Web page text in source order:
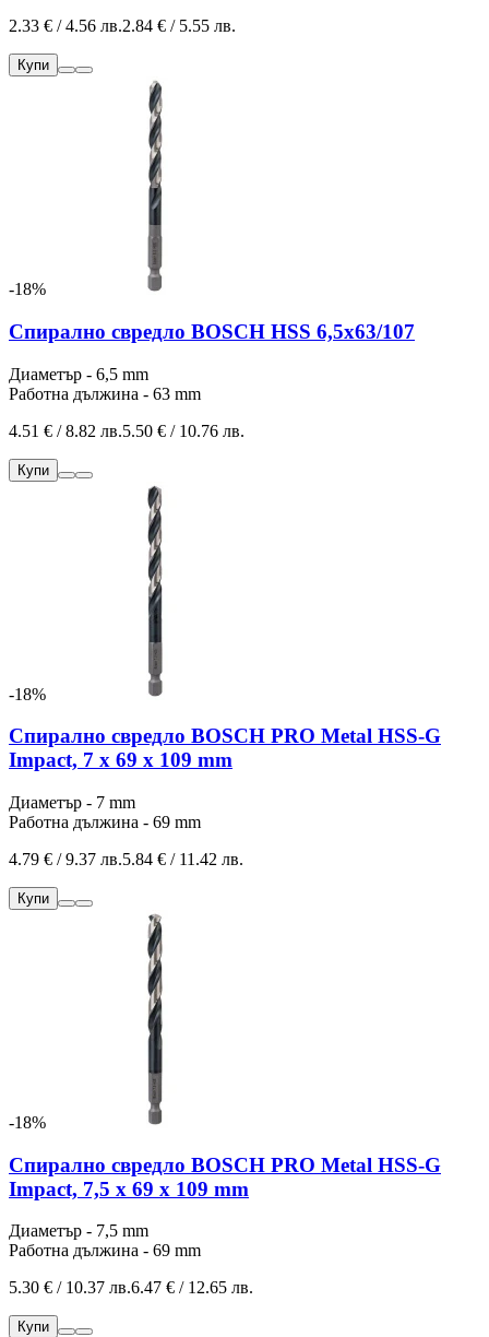
2.33 € / 4.56 лв.2.84 € / 5.55 лв.
Купи
-18%
Спирално свредло BOSCH HSS 6,5x63/107
Диаметър - 6,5 mm
Работна дължина - 63 mm
4.51 € / 8.82 лв.5.50 € / 10.76 лв.
Купи
-18%
Спирално свредло BOSCH PRO Metal HSS-G
Impact, 7 x 69 x 109 mm
Диаметър - 7 mm
Работна дължина - 69 mm
4.79 € / 9.37 лв.5.84 € / 11.42 лв.
Купи
-18%
Спирално свредло BOSCH PRO Metal HSS-G
Impact, 7,5 x 69 x 109 mm
Диаметър - 7,5 mm
Работна дължина - 69 mm
5.30 € / 10.37 лв.6.47 € / 12.65 лв.
Купи